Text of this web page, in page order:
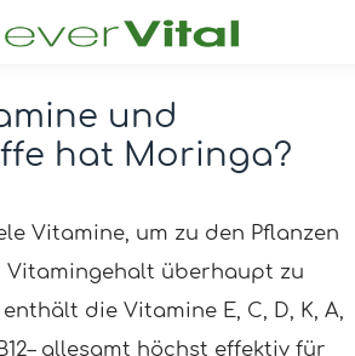
und
hat Moringa?
Vitamine, um zu den Pflanzen
Vitamingehalt überhaupt zu
die Vitamine E, C, D, K, A,
B12– allesamt höchst effektiv für